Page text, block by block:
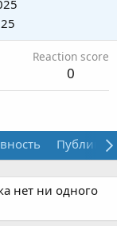
Reaction score
0
нет ни одного